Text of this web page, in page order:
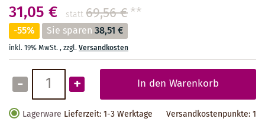
31,05 € statt69,56 €**
-55% Sie sparen 38,51 €
inkl. 19% MwSt.,zzgl.Versandkosten
- + In den Warenkorb
Lagerware Lieferzeit: 1-3 Werktage Versandkostenpunkte:1